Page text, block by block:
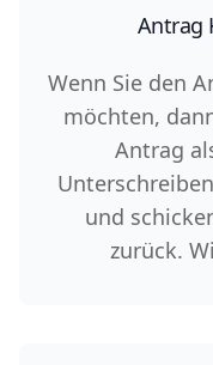
Antrag
Wenn Sie den
möchten,
Antrag
und
zurück.